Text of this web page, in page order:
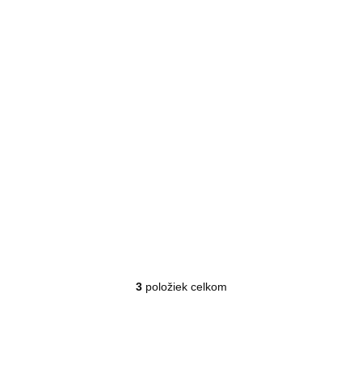
Ovládacie prvky výpisu
3položiek celkom